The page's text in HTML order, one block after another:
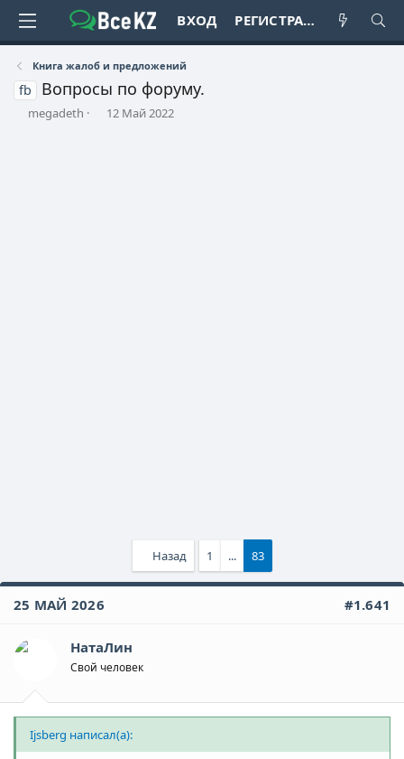
ВХОД РЕГИСТРАЦИЯ
Книга жалоб и предложений
fb Вопросы по форуму.
А
megadeth
Д12 Май 2022
Назад 1 ... 83
25 МАЙ 2026 #1.641
НатаЛин
Свой человек
Ijsberg написал(а):